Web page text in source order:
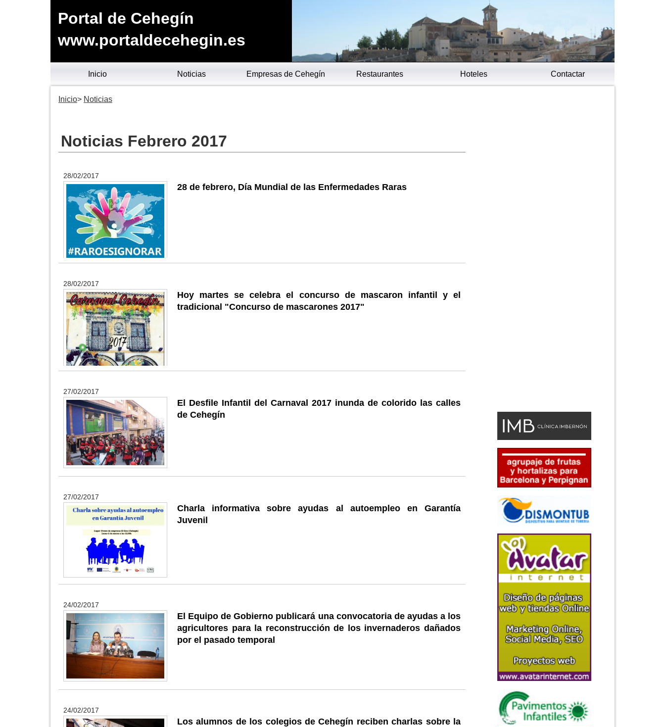
Portal de Cehegín
www.portaldecehegin.es
Inicio Noticias Empresas de Cehegín Restaurantes Hoteles Contactar
Inicio Noticias
Noticias Febrero 2017
28/02/2017
28 de febrero, Día Mundial de las Enfermedades Raras
28/02/2017
Hoy martes se celebra el concurso de mascaron infantil y el
tradicional "Concurso de mascarones 2017"
27/02/2017
El Desfile Infantil del Carnaval 2017 inunda de colorido las calles
de Cehegín
27/02/2017
Charla informativa sobre ayudas al autoempleo en Garantía
Juvenil
24/02/2017
El Equipo de Gobierno publicará una convocatoria de ayudas a los
agricultores para la reconstrucción de los invernaderos dañados
por el pasado temporal
24/02/2017
Los alumnos de los colegios de Cehegín reciben charlas sobre la